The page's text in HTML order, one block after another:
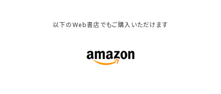
以下のWeb書店でもご購入いただけます